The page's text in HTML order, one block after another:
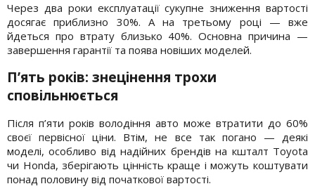
Через два роки експлуатації сукупне зниження вартості
досягає приблизно 30%. А на третьому році — вже
йдеться про втрату близько 40%. Основна причина —
завершення гарантії та поява новіших моделей.
П’ять років: знецінення трохи
сповільнюється
Після п’яти років володіння авто може втратити до 60%
своєї первісної ціни. Втім, не все так погано — деякі
моделі, особливо від надійних брендів на кшталт Toyota
чи Honda, зберігають цінність краще і можуть коштувати
понад половину від початкової вартості.